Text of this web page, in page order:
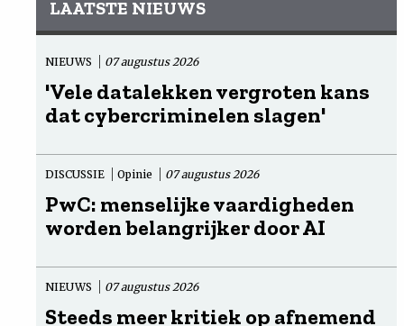
LAATSTE NIEUWS
NIEUWS 07 augustus 2026
'Vele datalekken vergroten kans
dat cybercriminelen slagen'
DISCUSSIE Opinie 07 augustus 2026
PwC: menselijke vaardigheden
worden belangrijker door AI
NIEUWS 07 augustus 2026
Steeds meer kritiek op afnemend